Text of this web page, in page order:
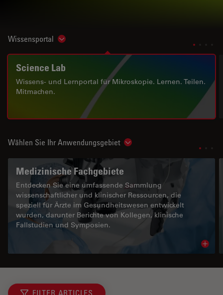
Wissensportal Show subnavigation
Science Lab
Wissens- und Lernportal für Mikroskopie. Lernen. Teilen.
Mitmachen.
Wählen Sie Ihr Anwendungsgebiet Show subnavigation
Medizinische Fachgebiete
Entdecken Sie eine umfassende Sammlung
wissenschaftlicher und klinischer Ressourcen, die
speziell für Ärzte im Gesundheitswesen entwickelt
wurden, darunter Berichte von Kollegen, klinische
Fallstudien und Symposien.
FILTER ARTICLES